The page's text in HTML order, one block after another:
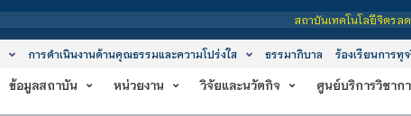
สถาบันเทคโนโลยีจิตรลดา เป็น
การดำเนินงานด้านคุณธรรมและความโปร่งใส ธรรมาภิบาล ร้องเรียนการทุ
ข้อมูลสถาบัน หน่วยงาน วิจัยและนวัตกิจ ศูนย์บริการวิชาก